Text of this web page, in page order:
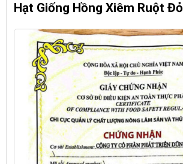
Hạt Giống Hồng Xiêm Ruột Đỏ